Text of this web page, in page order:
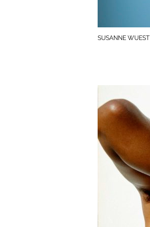
SUSANNE WUEST